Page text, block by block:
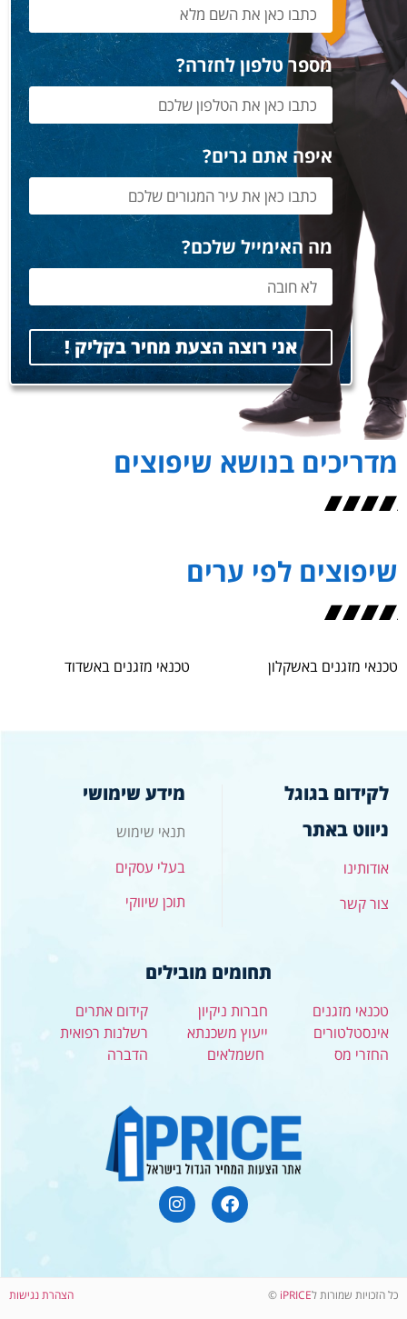
מספר טלפון לחזרה?
איפה אתם גרים?
מה האימייל שלכם?
אני רוצה הצעת מחיר בקליק !
מדריכים בנושא שיפוצים
שיפוצים לפי ערים
טכנאי מזגנים באשקלון טכנאי מזגנים באשדוד
לקידום בגוגל
ניווט באתר
אודותינו
צור קשר
מידע שימושי
תנאי שימוש
בעלי עסקים
תוכן שיווקי
תחומים מובילים
טכנאי מזגנים
אינסטלטורים
החזרי מס
חברות ניקיון
ייעוץ משכנתא
חשמלאים
קידום אתרים
רשלנות רפואית
הדברה
כל הזכויות שמורות לiPRICE
© הצהרת נגישות